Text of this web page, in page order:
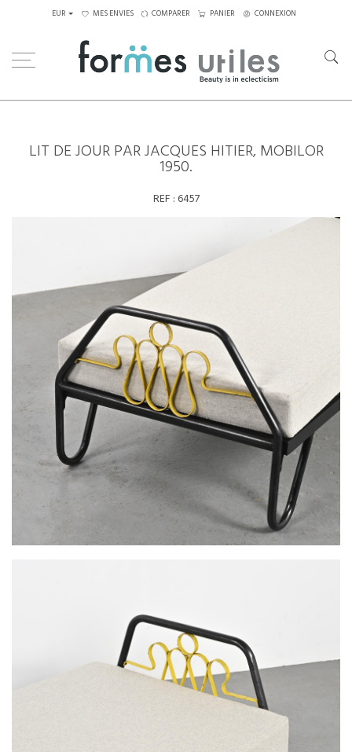
EUR MES ENVIES COMPARER PANIER CONNEXION
LIT DE JOUR PAR JACQUES HITIER, MOBILOR
1950.
REF : 6457